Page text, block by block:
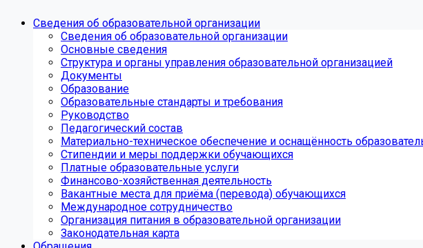
Сведения об образовательной организации
Сведения об образовательной организации
Основные сведения
Структура и органы управления образовательной организацией
Документы
Образование
Образовательные стандарты и требования
Руководство
Педагогический состав
Материально-техническое обеспечение и оснащённость
Стипендии и меры поддержки обучающихся
Платные образовательные услуги
Финансово-хозяйственная деятельность
Вакантные места для приёма (перевода) обучающихся
Международное сотрудничество
Организация питания в образовательной организации
Законодательная карта